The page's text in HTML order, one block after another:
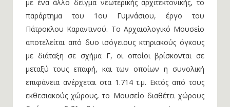
παράρτημα του 1ου Γυμνάσιου, έργο του
Πάτροκλου Καραντινού. Το Αρχαιολογικό Μουσείο
αποτελείται από δυο ισόγειους κτηριακούς όγκους
με διάταξη σε σχήμα Γ, οι οποίοι βρίσκονται σε
μεταξύ τους επαφή, και των οποίων η συνολική
επιφάνεια ανέρχεται στα 1.714 τ.μ. Εκτός από τους
εκθεσιακούς χώρους, το Μουσείο διαθέτει χώρους
διοίκησης, βιβλιοθήκη, εργαστήρια συντήρησης και